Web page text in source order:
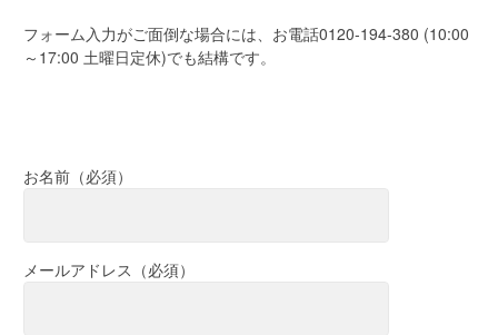
フォーム入力がご面倒な場合には、お電話0120-194-380 (10:00
～17:00 土曜日定休)でも結構です。
お名前（必須）
メールアドレス（必須）